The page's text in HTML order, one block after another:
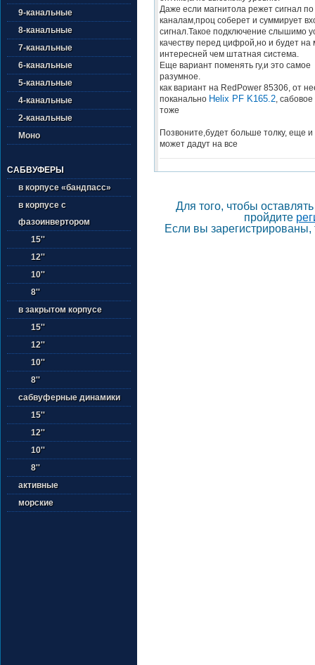
9-канальные
8-канальные
7-канальные
6-канальные
5-канальные
4-канальные
2-канальные
Моно
САБВУФЕРЫ
в корпусе «бандпасс»
в корпусе с
фазоинвертором
15''
12''
10''
8''
в закрытом корпусе
15''
12''
10''
8''
сабвуферные динамики
15''
12''
10''
8''
активные
морские
Даже если магнитола режет сигнал по
каналам,проц соберет и суммирует
сигнал.Такое подключение слышимо
качеству перед цифрой,но и будет на
интересней чем штатная система.
Еще вариант поменять гу,и это самое
разумное.
как вариант на RedPower 85306, от
поканально Helix PF K165.2, сабовое
тоже
Позвоните,будет больше толку, еще и
может дадут на все
Для того, чтобы
пройдите
Если вы